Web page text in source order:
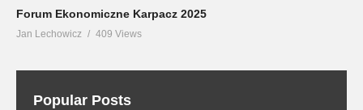
Forum Ekonomiczne Karpacz 2025
Jan Lechowicz 409 Views
Popular Posts